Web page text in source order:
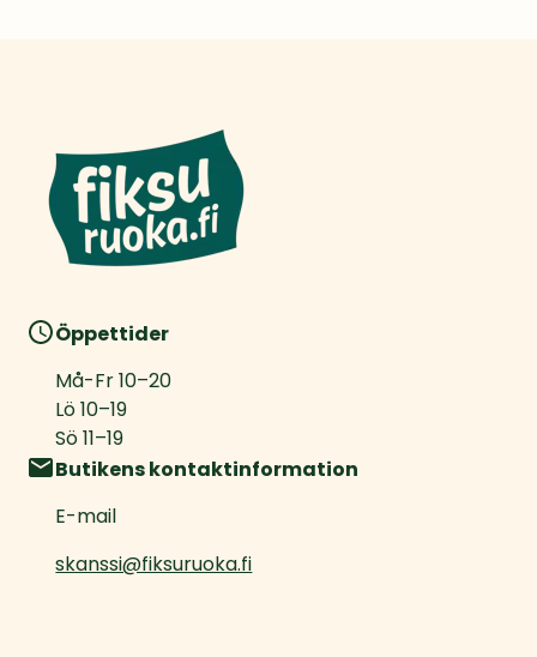
Öppettider
Må-Fr10–20
Lö10–19
Sö11–19
Butikens kontaktinformation
E-mail
skanssi@fiksuruoka.fi